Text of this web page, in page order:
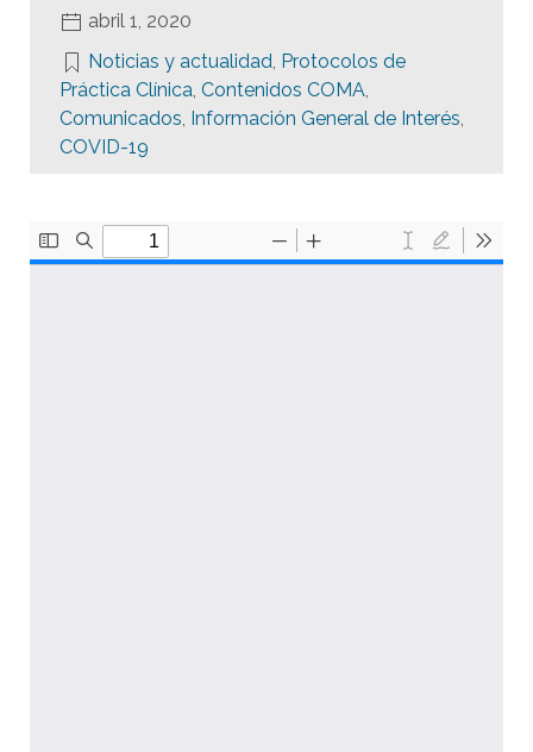
abril 1, 2020
Noticias y actualidad, Protocolos de
Práctica Clínica, Contenidos COMA,
Comunicados, Información General de Interés,
COVID-19